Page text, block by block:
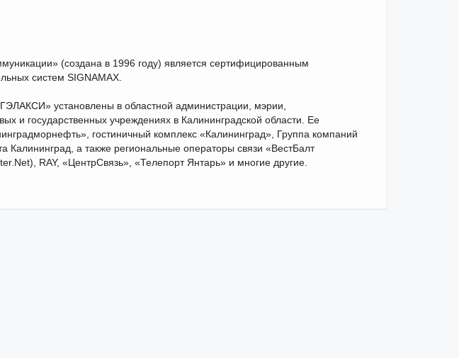
(создана в 1996 году) является сертифицированным
систем SIGNAMAX.
установлены в областной администрации, мэрии,
и государственных учреждениях в Калининградской области. Ее
гостиничный комплекс «Калининград», Группа компаний
Калининград, а также региональные операторы связи «ВестБалт
RAY, «ЦентрСвязь», «Телепорт Янтарь» и многие другие.